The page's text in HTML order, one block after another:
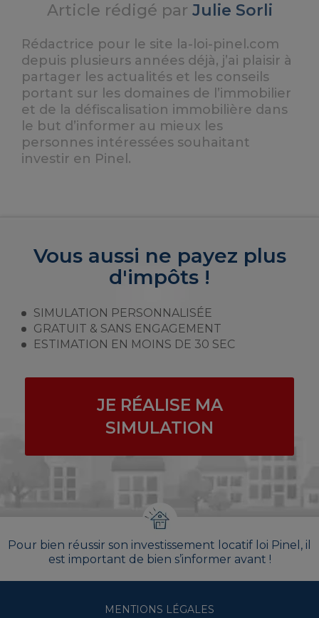
Article rédigé par Julie Sorli
Rédactrice pour le site la-loi-pinel.com
depuis plusieurs années déjà, j’ai plaisir à
partager les actualités et les conseils
portant sur les domaines de l’immobilier
et de la défiscalisation immobilière dans
le but d’informer au mieux les
personnes intéressées souhaitant
investir en Pinel.
Vous aussi ne payez plus
d'impôts !
SIMULATION PERSONNALISÉE
GRATUIT & SANS ENGAGEMENT
ESTIMATION EN MOINS DE 30 SEC
JE RÉALISE MA
SIMULATION
Pour bien réussir son investissement locatif loi Pinel, il
est important de bien s’informer avant !
MENTIONS LÉGALES